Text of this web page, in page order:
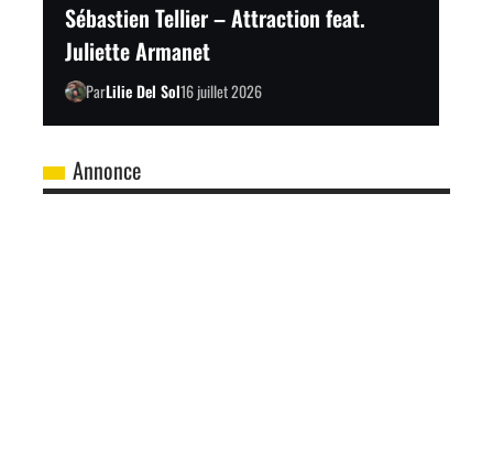
Sébastien Tellier – Attraction feat.
Juliette Armanet
ParLilie Del Sol16 juillet 2026
Annonce